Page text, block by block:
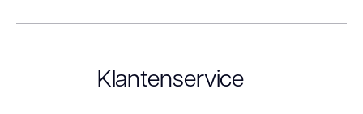
Klantenservice